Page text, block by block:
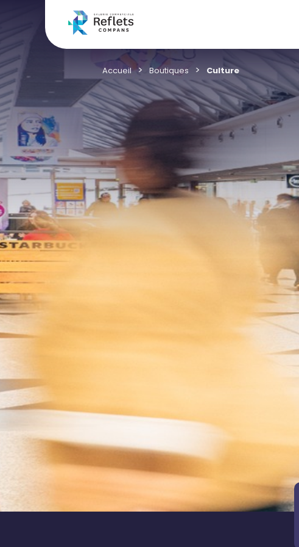
Accueil Boutiques Culture